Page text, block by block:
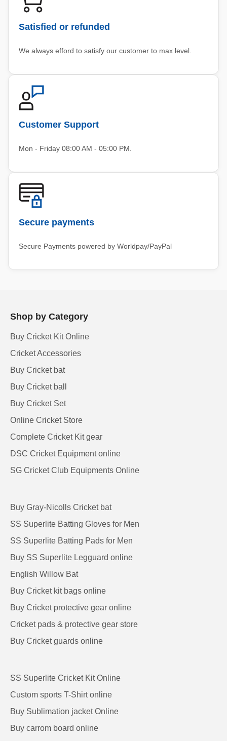
Satisfied or refunded
We always efford to satisfy our customer to max level.
Customer Support
Mon - Friday 08:00 AM - 05:00 PM.
Secure payments
Secure Payments powered by Worldpay/PayPal
Shop by Category
Buy Cricket Kit Online
Cricket Accessories
Buy Cricket bat
Buy Cricket ball
Buy Cricket Set
Online Cricket Store
Complete Cricket Kit gear
DSC Cricket Equipment online
SG Cricket Club Equipments Online
Buy Gray-Nicolls Cricket bat
SS Superlite Batting Gloves for Men
SS Superlite Batting Pads for Men
Buy SS Superlite Legguard online
English Willow Bat
Buy Cricket kit bags online
Buy Cricket protective gear online
Cricket pads & protective gear store
Buy Cricket guards online
SS Superlite Cricket Kit Online
Custom sports T-Shirt online
Buy Sublimation jacket Online
Buy carrom board online